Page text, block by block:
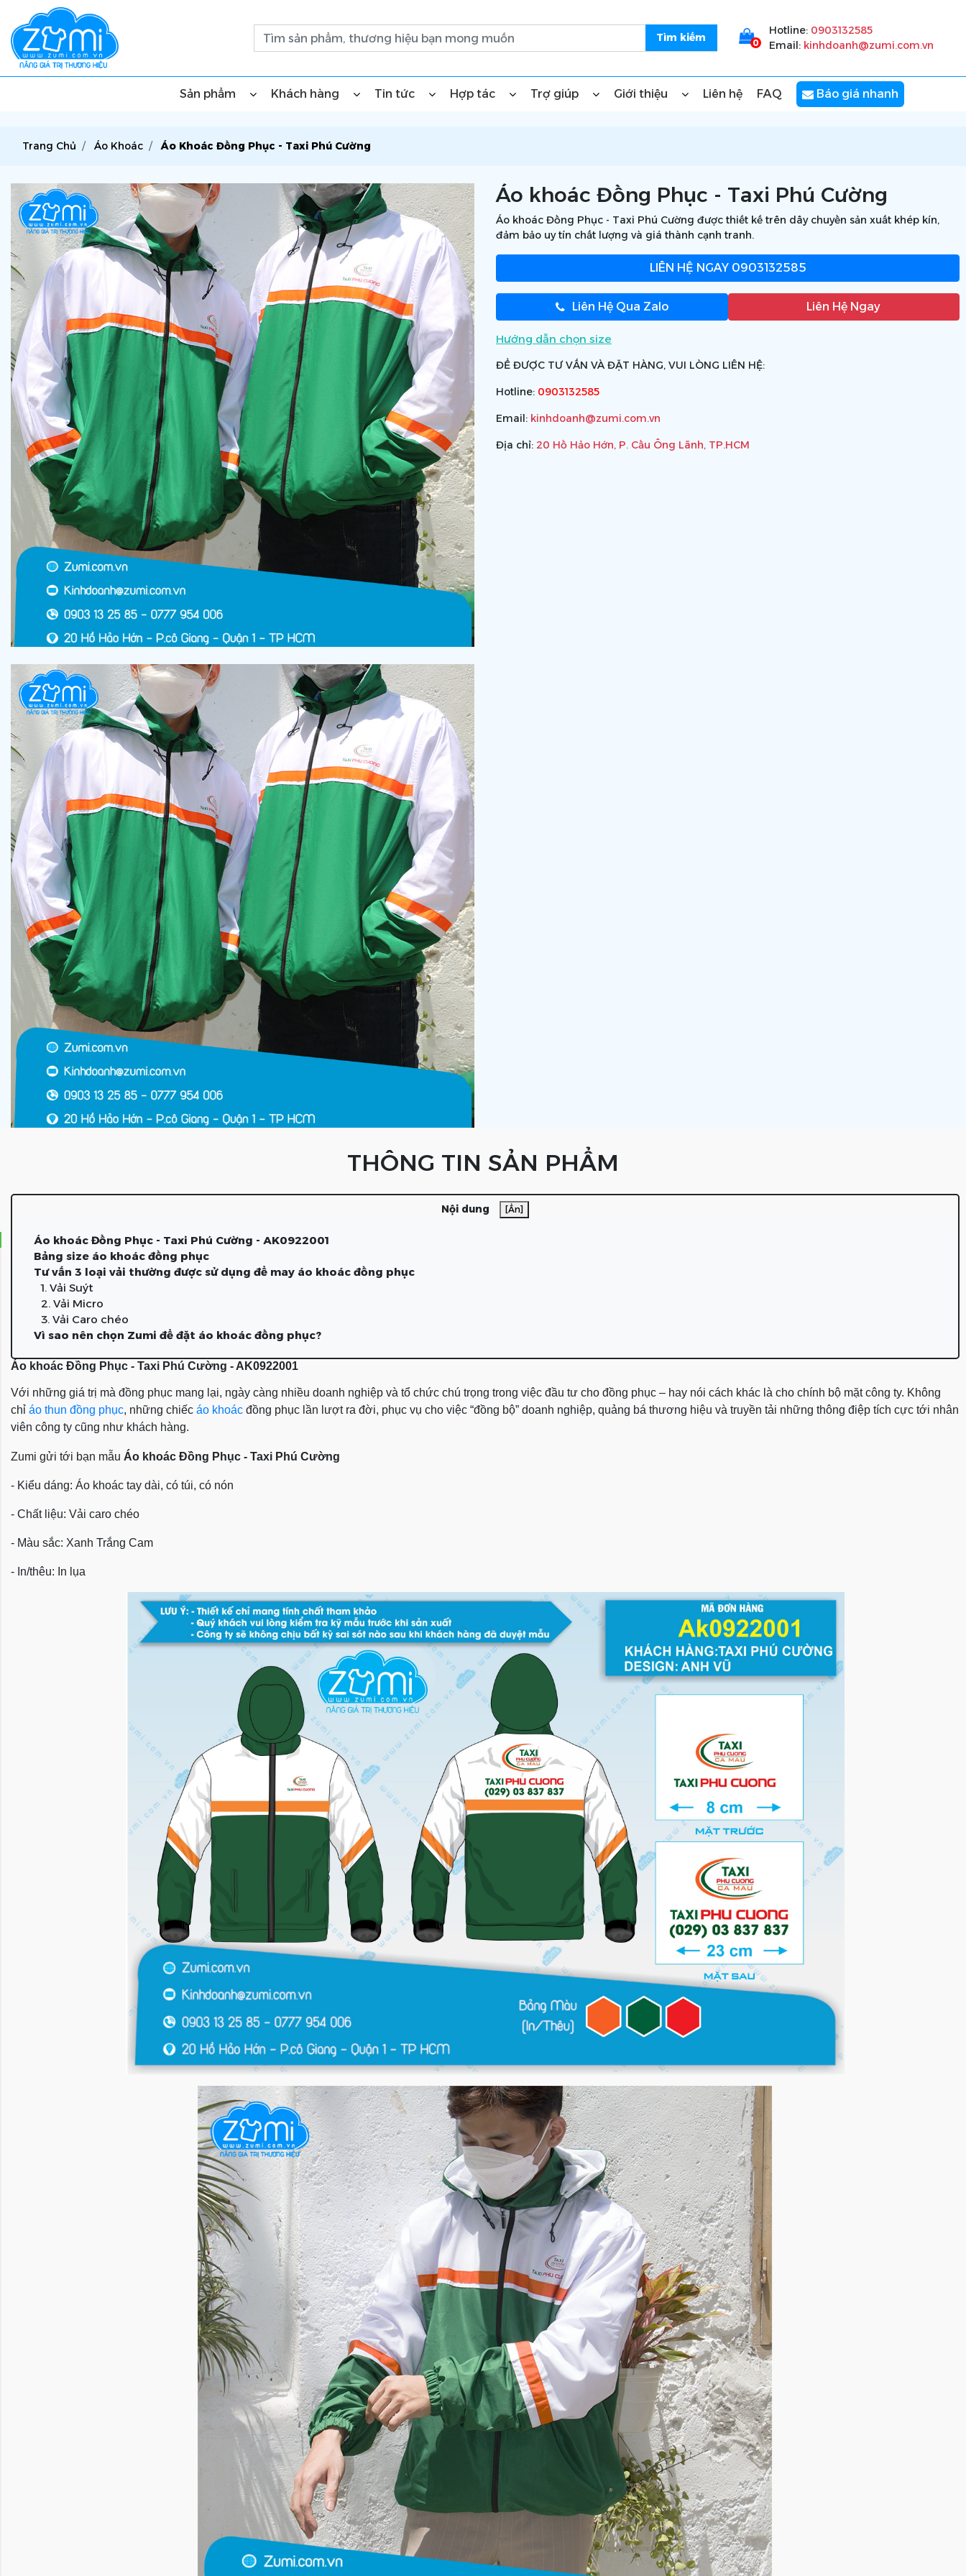
0
Hotline: 0903132585
Email: kinhdoanh@zumi.com.vn
Sản phẩm Khách hàng Tin tức Hợp tác Trợ giúp Giới thiệu Liên hệ FAQ Báo giá nhanh
Trang Chủ Áo Khoác Áo Khoác Đồng Phục - Taxi Phú Cường
Áo khoác Đồng Phục - Taxi Phú Cường
Áo khoác Đồng Phục - Taxi Phú Cường được thiết kế trên dây chuyền sản xuất khép kín,
đảm bảo uy tín chất lượng và giá thành cạnh tranh.
LIÊN HỆ NGAY0903132585
Liên Hệ Qua Zalo Liên Hệ Ngay
Hướng dẫn chọn size
ĐỂ ĐƯỢC TƯ VẤN VÀ ĐẶT HÀNG, VUI LÒNG LIÊN HỆ:
Hotline: 0903132585
Email: kinhdoanh@zumi.com.vn
Địa chỉ: 20 Hồ Hảo Hớn, P. Cầu Ông Lãnh, TP.HCM
THÔNG TIN SẢN PHẨM
Nội dung [Ẩn]
Áo khoác Đồng Phục - Taxi Phú Cường - AK0922001
Bảng size áo khoác đồng phục
Tư vấn 3 loại vải thường được sử dụng để may áo khoác đồng phục
1. Vải Suýt
2. Vải Micro
3. Vải Caro chéo
Vì sao nên chọn Zumi để đặt áo khoác đồng phục?
Áo khoác Đồng Phục - Taxi Phú Cường - AK0922001
Với những giá trị mà đồng phục mang lại, ngày càng nhiều doanh nghiệp và tổ chức chú trọng trong việc đầu tư cho đồng phục – hay nói cách khác là cho chính bộ mặt công ty. Không
chỉ áo thun đồng phục, những chiếc áo khoác đồng phục lần lượt ra đời, phục vụ cho việc “đồng bộ” doanh nghiệp, quảng bá thương hiệu và truyền tải những thông điệp tích cực tới nhân
viên công ty cũng như khách hàng.
Zumi gửi tới bạn mẫu Áo khoác Đồng Phục - Taxi Phú Cường
- Kiểu dáng: Áo khoác tay dài, có túi, có nón
- Chất liệu: Vải caro chéo
- Màu sắc: Xanh Trắng Cam
- In/thêu: In lụa